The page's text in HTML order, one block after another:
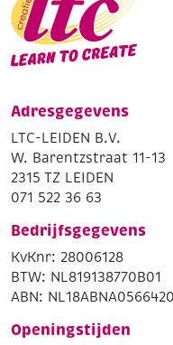
Adresgegevens
LTC-LEIDEN B.V.
W. Barentzstraat 11-13
2315 TZ LEIDEN
071 522 36 63
Bedrijfsgegevens
KvKnr: 28006128
BTW: NL819138770B01
ABN:
Openingstijden